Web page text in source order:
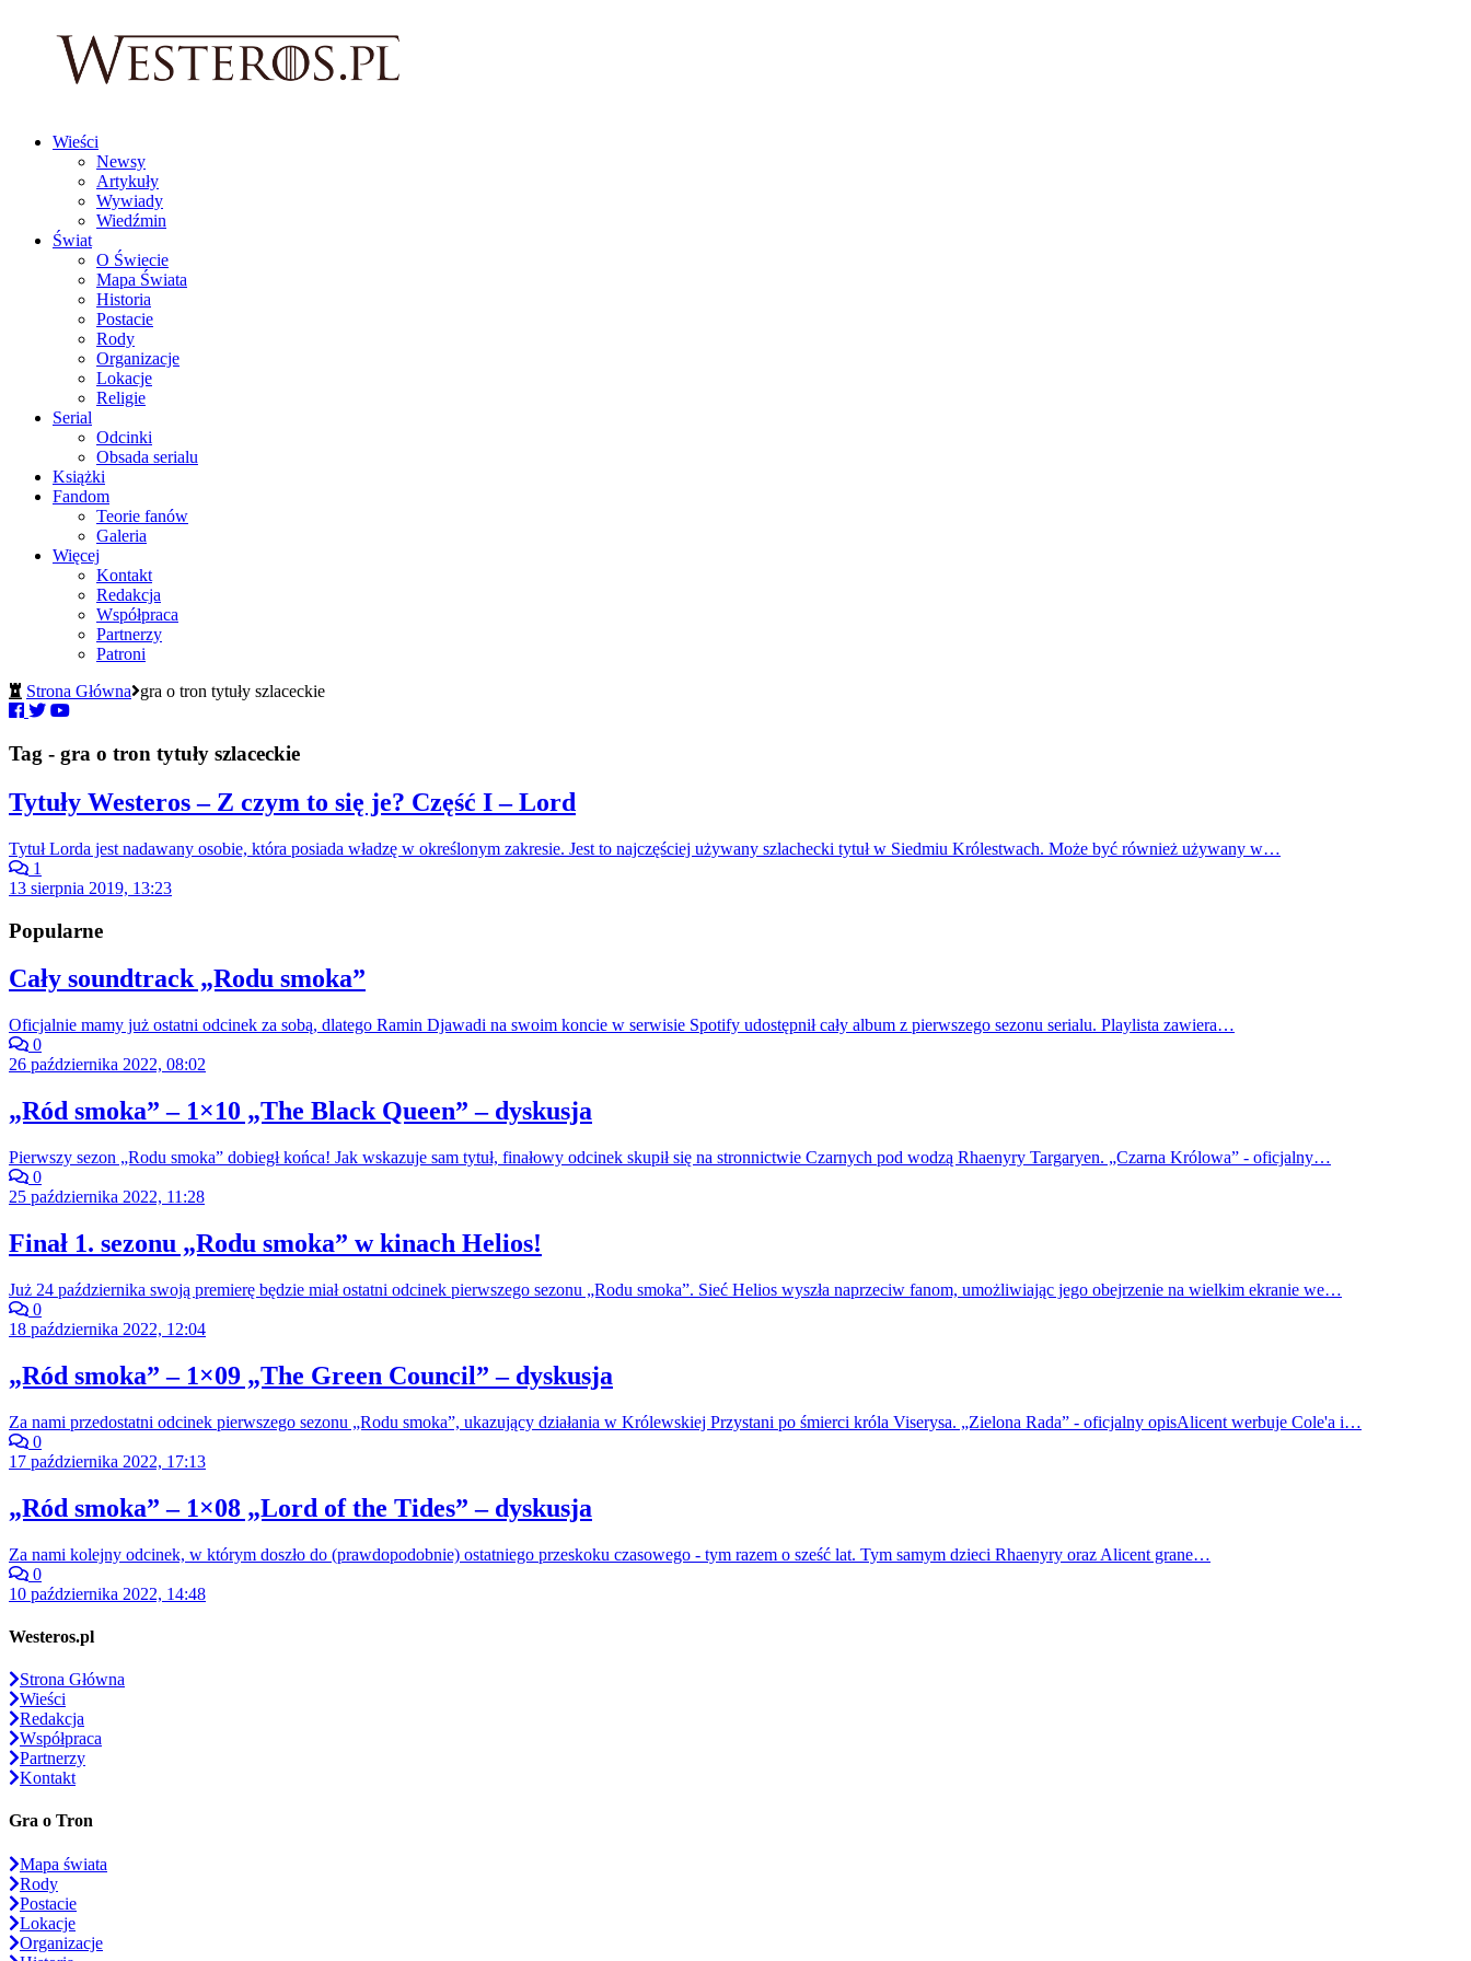
Wieści
Newsy
Artykuły
Wywiady
Wiedźmin
Świat
O Świecie
Mapa Świata
Historia
Postacie
Rody
Organizacje
Lokacje
Religie
Serial
Odcinki
Obsada serialu
Książki
Fandom
Teorie fanów
Galeria
Więcej
Kontakt
Redakcja
Współpraca
Partnerzy
Patroni
Strona Główna gra o tron tytuły szlaceckie
Tag - gra o tron tytuły szlaceckie
Tytuły Westeros – Z czym to się je? Część I – Lord
Tytuł Lorda jest nadawany osobie, która posiada władzę w określonym zakresie. Jest to najczęściej używany szlachecki tytuł w Siedmiu Królestwach. Może być również używany w…
1
13 sierpnia 2019, 13:23
Popularne
Cały soundtrack „Rodu smoka”
Oficjalnie mamy już ostatni odcinek za sobą, dlatego Ramin Djawadi na swoim koncie w serwisie Spotify udostępnił cały album z pierwszego sezonu serialu. Playlista zawiera…
0
26 października 2022, 08:02
„Ród smoka” – 1×10 „The Black Queen” – dyskusja
Pierwszy sezon „Rodu smoka” dobiegł końca! Jak wskazuje sam tytuł, finałowy odcinek skupił się na stronnictwie Czarnych pod wodzą Rhaenyry Targaryen. „Czarna Królowa” - oficjalny…
0
25 października 2022, 11:28
Finał 1. sezonu „Rodu smoka” w kinach Helios!
Już 24 października swoją premierę będzie miał ostatni odcinek pierwszego sezonu „Rodu smoka”. Sieć Helios wyszła naprzeciw fanom, umożliwiając jego obejrzenie na wielkim ekranie we…
0
18 października 2022, 12:04
„Ród smoka” – 1×09 „The Green Council” – dyskusja
Za nami przedostatni odcinek pierwszego sezonu „Rodu smoka”, ukazujący działania w Królewskiej Przystani po śmierci króla Viserysa. „Zielona Rada” - oficjalny opisAlicent werbuje Cole'a i…
0
17 października 2022, 17:13
„Ród smoka” – 1×08 „Lord of the Tides” – dyskusja
Za nami kolejny odcinek, w którym doszło do (prawdopodobnie) ostatniego przeskoku czasowego - tym razem o sześć lat. Tym samym dzieci Rhaenyry oraz Alicent grane…
0
10 października 2022, 14:48
Westeros.pl
Strona Główna
Wieści
Redakcja
Współpraca
Partnerzy
Kontakt
Gra o Tron
Mapa świata
Rody
Postacie
Lokacje
Organizacje